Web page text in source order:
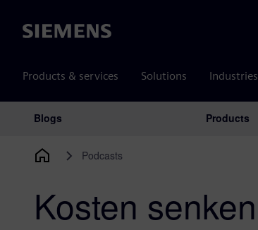
Siemens
Products & services Solutions Industries
Main Navigation
Blogs Products
Podcasts
Kosten senken